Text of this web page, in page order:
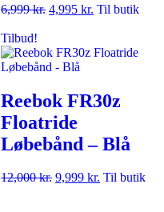
6,999kr. 4,995 kr. Til butik
Tilbud!
Reebok FR30z
Floatride
Løbebånd – Blå
12,000kr. 9,999 kr. Til butik